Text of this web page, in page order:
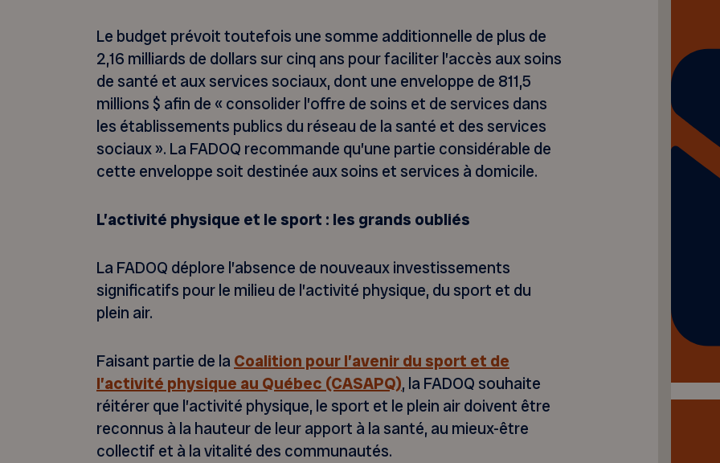
Le budget prévoit toutefois une somme additionnelle de plus de
2,16 milliards de dollars sur cinq ans pour faciliter l’accès aux soins
de santé et aux services sociaux, dont une enveloppe de 811,5
millions $ afin de « consolider l’offre de soins et de services dans
les établissements publics du réseau de la santé et des services
sociaux ». La FADOQ recommande qu’une partie considérable de
cette enveloppe soit destinée aux soins et services à domicile.
L’activité physique et le sport : les grands oubliés
La FADOQ déplore l’absence de nouveaux investissements
significatifs pour le milieu de l’activité physique, du sport et du
plein air.
Faisant partie de laCoalition pour l’avenir du sport et de
l’activité physique au Québec (CASAPQ), la FADOQ souhaite
réitérer que l’activité physique, le sport et le plein air doivent être
reconnus à la hauteur de leur apport à la santé, au mieux-être
collectif et à la vitalité des communautés.